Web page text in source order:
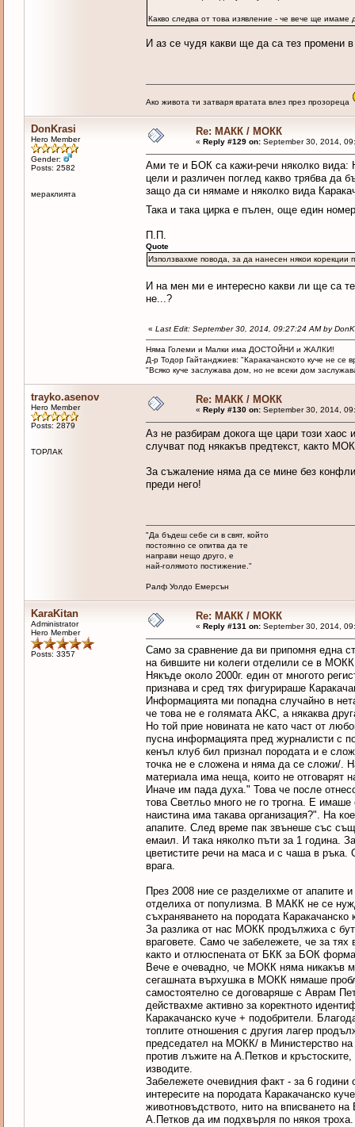
Какво следва от това изявление - че вече ще
И аз се чудя какви ще да са тез промени
Ако живота ти затваря вратата влез през прозореца
DonKrasi
Hero Member
Gender:
Posts: 2582
мераклията
Re: МАКК / МОКК
« Reply #129 on:September 30, 2014,
Ами те и БОК са кажи-речи няколко
цели и различен поглед какво трябва да
защо да си нямаме и няколко вида
Така и така цирка е пълен, още един
П.П.
Quote
Използвахме повода, за да нанесен някои
И на мен ми е интересно какви ли ще са
не...?
« Last Edit: September 30, 2014, 09:27:24 AM by
Няма Големи и Малки има ДОСТОЙНИ и ЖАЛКИ!
Д-р Тодор Гайтанджиев: "Каракачанското куче не
"Всяко куче заслужава дом, но не всеки дом
trayko.asenov
Hero Member
Posts: 2879
ТОРЛАК
Re: МАКК / МОКК
« Reply #130 on:September 30, 2014,
Аз не разбирам докога ще цари този хаос
случват под някакъв предтекст, както
За съжаление няма да се мине без
преди него!
"Да бъдеш себе си в свят, който
постоянно се опитва да те
направи нещо друго, е
най-голямото постижение."
Ралф Уолдо Емерсън
KaraKitan
Administrator
Hero Member
Posts: 3357
Re: МАКК / МОКК
« Reply #131 on:September 30, 2014,
Само за сравнение да ви припомня една
на бившите ни колеги отделили се в
Някъде около 2000г. един от многото
признава и сред тях фигурираше
Информацията ми попадна случайно в
че това не е голямата AKC, а някаква
Но той прие новината не като част от
пусна информацията пред журналисти с
кенъл клуб бил признал породата и е
точка не е сложена и няма да се сложи/.
материала има неща, които не отговарят
Иначе им пада духа." Това че после
това Светльо много не го трогна. Е
наистина има такава организация?". На
апапите. След време пак звънеше със
емаил. И така няколко пъти за 1 година.
цветистите речи на маса и с чаша в
врага.
През 2008 ние се разделихме от апапите
отделиха от популизма. В МАКК не се
съхраняването на породата Каракачанско
За разлика от нас МОКК продължиха с
враговете. Само че забележете, че за
както и отлюспената от БКК за БОК
Вече е очевадно, че МОКК няма никакъв
сегашната върхушка в МОКК нямаше
самостоятелно се договаряше с Аврам
действахме активно за коректното
Каракачанско куче + подобрители.
топлите отношения с другия лагер
председател на МОКК/ в Министерство на
против лъжите на А.Петков и
изводите.
Забележете очевидния факт - за 6
интересите на породата Каракачанско
животновъдството, нито на вписването
А.Петков да им подхвърля по някоя